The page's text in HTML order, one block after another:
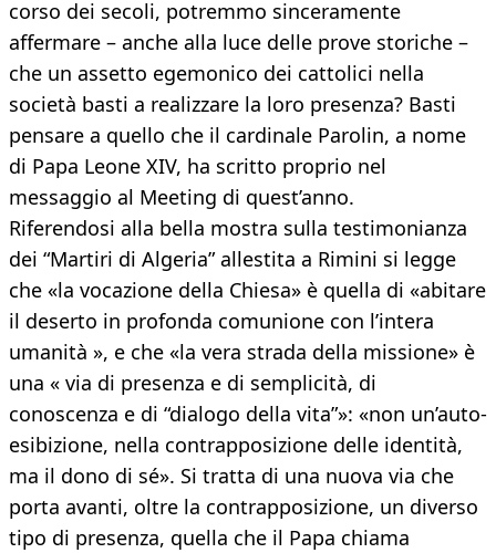
corso dei secoli, potremmo sinceramente
affermare – anche alla luce delle prove storiche –
che un assetto egemonico dei cattolici nella
società basti a realizzare la loro presenza? Basti
pensare a quello che il cardinale Parolin, a nome
di Papa Leone XIV, ha scritto proprio nel
messaggio al Meeting di quest’anno.
Riferendosi alla bella mostra sulla testimonianza
dei “Martiri di Algeria” allestita a Rimini si legge
che «la vocazione della Chiesa» è quella di «abitare
il deserto in profonda comunione con l’intera
umanità », e che «la vera strada della missione» è
una « via di presenza e di semplicità, di
conoscenza e di “dialogo della vita”»: «non un’auto-
esibizione, nella contrapposizione delle identità,
ma il dono di sé». Si tratta di una nuova via che
porta avanti, oltre la contrapposizione, un diverso
tipo di presenza, quella che il Papa chiama